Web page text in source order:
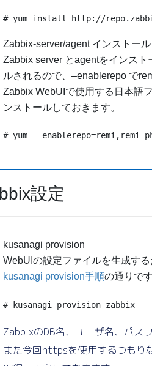
# yum install http://
Zabbix-server/agent インストール
Zabbix server とagentをインス
ルされるので、–enablerepo で
Zabbix WebUIで使用する日本語
ンストールしておきます。
# yum --enablerepo=remi,remi-
設定
kusanagi provision
WebUIの設定ファイルを生成す
kusanagi provision手順の通りです
# kusanagi provision zabbix
ZabbixのDB名、ユーザ名、パス
また今回httpsを使用するつもり